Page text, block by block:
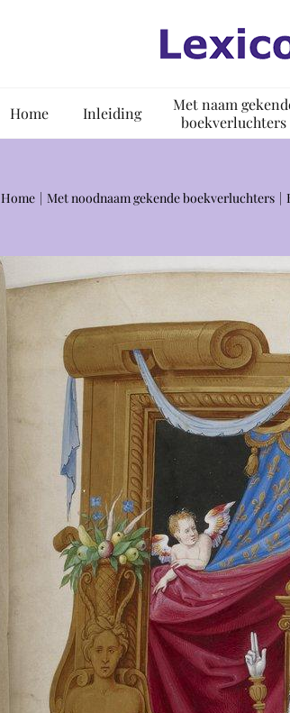
Home Inleiding
Met naam
boekverluchters
Home Met noodnaam gekende boekverluchters